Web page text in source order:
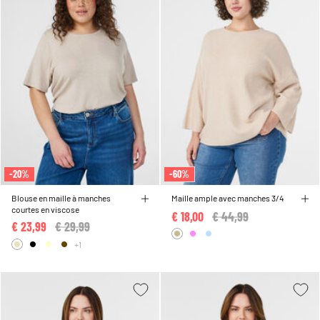
-20%
Blouse en maille à manches
courtes en viscose
Price reduced from
€ 29,99
€ 23,99
+1
-60%
Maille ample avec manches 3/4
Price reduced from
€ 44,99
€ 18,00